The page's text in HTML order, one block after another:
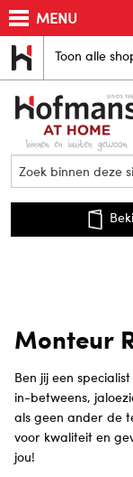
MENU
Toon alle
Monteur
Ben jij een
in-betweens,
als geen ander de
voor kwaliteit en
jou!